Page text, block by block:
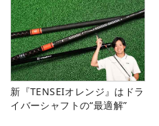
新『TENSEIオレンジ』はドラ
イバーシャフトの“最適解”